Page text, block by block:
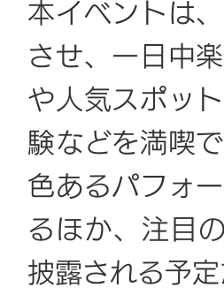
本イベントは
させ、一日中
や人気スポッ
験などを満喫
色あるパフォ
るほか、注目
披露される予定